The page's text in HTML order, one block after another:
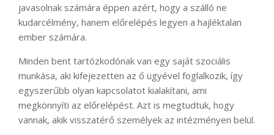
javasolnak számára éppen azért, hogy a szálló ne
kudarcélmény, hanem előrelépés legyen a hajléktalan
ember számára.
Minden bent tartózkodónak van egy saját szociális
munkása, aki kifejezetten az ő ügyével foglalkozik, így
egyszerűbb olyan kapcsolatot kialakítani, ami
megkönnyíti az előrelépést. Azt is megtudtuk, hogy
vannak, akik visszatérő személyek az intézményen belül.